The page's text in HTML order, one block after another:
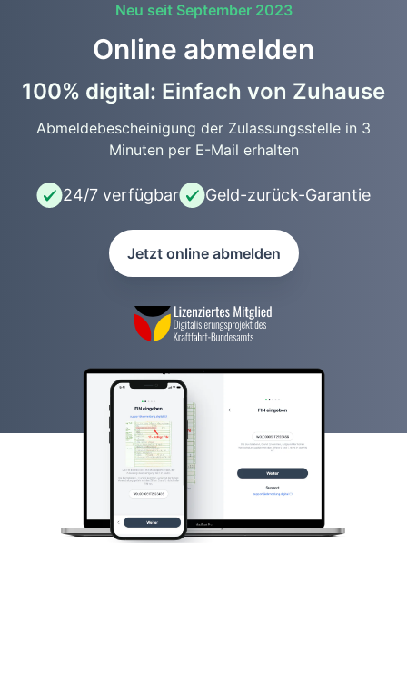
Neu seit September 2023
Online abmelden
100% digital: Einfach von Zuhause
Abmeldebescheinigung der Zulassungsstelle in 3
Minuten per E-Mail erhalten
24/7 verfügbar Geld-zurück-Garantie
Jetzt online abmelden